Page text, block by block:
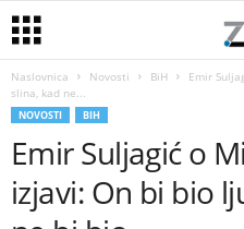
Naslovnica Novosti BiH
Emir
slina, kad ne...
NOVOSTI BIH
Emir Suljagić o
izjavi: On bi bio